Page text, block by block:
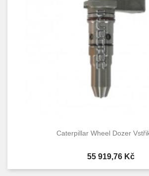
Caterpillar Wheel Dozer
Cena
55 919,76 Kč